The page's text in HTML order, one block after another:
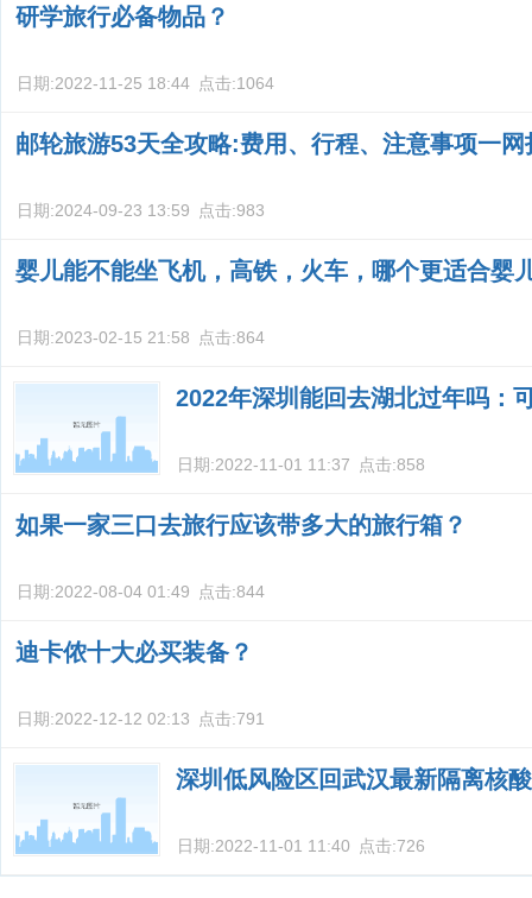
研学旅行必备物品？
日期:2022-11-25 18:44 点击:1064
邮轮旅游53天全攻略:费用、行程、注意事项一网
日期:2024-09-23 13:59 点击:983
婴儿能不能坐飞机，高铁，火车，哪个更适合婴
日期:2023-02-15 21:58 点击:864
2022年深圳能回去湖北过年吗：
日期:2022-11-01 11:37 点击:858
如果一家三口去旅行应该带多大的旅行箱？
日期:2022-08-04 01:49 点击:844
迪卡侬十大必买装备？
日期:2022-12-12 02:13 点击:791
深圳低风险区回武汉最新隔离核
日期:2022-11-01 11:40 点击:726